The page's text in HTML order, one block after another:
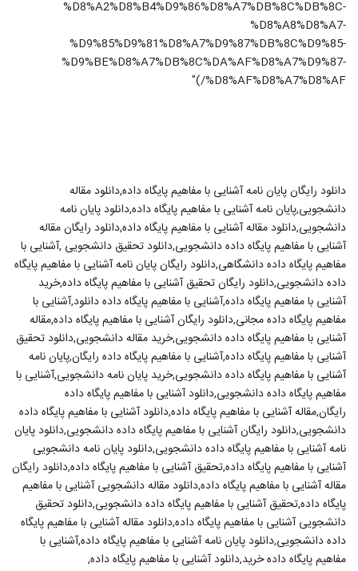
%D8%A2%D8%B4%D9%86%D8%A7%DB%8C%DB%8C-
%D8%A8%D8%A7-
%D9%85%D9%81%D8%A7%D9%87%DB%8C%D9%85-
%D9%BE%D8%A7%DB%8C%DA%AF%D8%A7%D9%87-
%D8%AF%D8%A7%D8%AF/)"
دانلود رایگان پایان نامه آشنایی با مفاهیم پایگاه داده,دانلود مقاله
دانشجویی,پایان نامه آشنایی با مفاهیم پایگاه داده,دانلود پایان نامه
دانشجویی,دانلود مقاله آشنایی با مفاهیم پایگاه داده,دانلود رایگان مقاله
آشنایی با مفاهیم پایگاه داده دانشجویی,دانلود تحقیق دانشجویی ,آشنایی با
مفاهیم پایگاه داده دانشگاهی,دانلود رایگان پایان نامه آشنایی با مفاهیم پایگاه
داده دانشجویی,دانلود رایگان تحقیق آشنایی با مفاهیم پایگاه داده,خرید
آشنایی با مفاهیم پایگاه داده,آشنایی با مفاهیم پایگاه داده دانلود,آشنایی با
مفاهیم پایگاه داده مجانی,دانلود رایگان آشنایی با مفاهیم پایگاه داده,مقاله
آشنایی با مفاهیم پایگاه داده دانشجویی,خرید مقاله دانشجویی,دانلود تحقیق
آشنایی با مفاهیم پایگاه داده,آشنایی با مفاهیم پایگاه داده رایگان,پایان نامه
آشنایی با مفاهیم پایگاه داده دانشجویی,خرید پایان نامه دانشجویی,آشنایی با
مفاهیم پایگاه داده دانشجویی,دانلود آشنایی با مفاهیم پایگاه داده
رایگان,مقاله آشنایی با مفاهیم پایگاه داده,دانلود آشنایی با مفاهیم پایگاه داده
دانشجویی,دانلود رایگان آشنایی با مفاهیم پایگاه داده دانشجویی,دانلود پایان
نامه آشنایی با مفاهیم پایگاه داده دانشجویی,دانلود پایان نامه دانشجویی
آشنایی با مفاهیم پایگاه داده,تحقیق آشنایی با مفاهیم پایگاه داده,دانلود رایگان
مقاله آشنایی با مفاهیم پایگاه داده,دانلود مقاله دانشجویی آشنایی با مفاهیم
پایگاه داده,تحقیق آشنایی با مفاهیم پایگاه داده دانشجویی,دانلود تحقیق
دانشجویی آشنایی با مفاهیم پایگاه داده,دانلود مقاله آشنایی با مفاهیم پایگاه
داده دانشجویی,دانلود پایان نامه آشنایی با مفاهیم پایگاه داده,آشنایی با
مفاهیم پایگاه داده خرید,دانلود آشنایی با مفاهیم پایگاه داده,